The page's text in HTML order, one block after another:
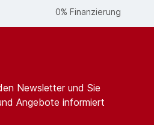
0% Finanzierung
Newsletter und Sie
Angebote informiert